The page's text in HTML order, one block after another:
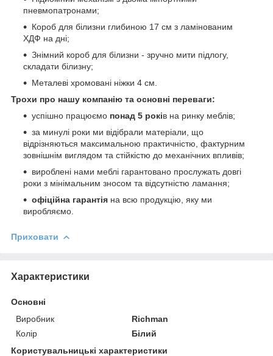
пневмопатронами;
Короб для білизни глибиною 17 см з ламінованим
ХДФ на дні;
Знімний короб для білизни - зручно мити підлогу,
складати білизну;
Металеві хромовані ніжки 4 см.
Трохи про нашу компанію та основні переваги:
успішно працюємо понад 5 років на ринку меблів;
за минулі роки ми відібрали матеріали, що
відрізняються максимальною практичністю, фактурним
зовнішнім виглядом та стійкістю до механічних впливів;
вироблені нами меблі гарантовано прослужать довгі
роки з мінімальним зносом та відсутністю ламання;
офіційна гарантія на всю продукцію, яку ми
виробляємо.
Приховати
Характеристики
Основні
Виробник
Richman
Колір
Білий
Користувальницькі характеристики